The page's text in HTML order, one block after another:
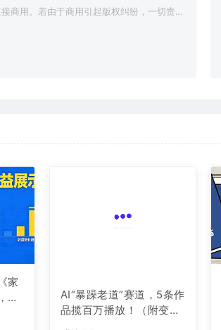
商用。若由于商用引起版权纠纷，一切责任
家
这
品揽百万播放！（附变现
全攻略）